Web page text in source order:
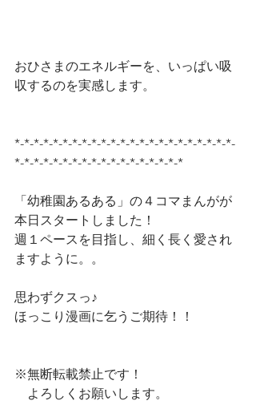
おひさまのエネルギーを、いっぱい吸
収するのを実感します。
*-*-*-*-*-*-*-*-*-*-*-*-*-*-*-*-*-*-*-*-*-*-*-
*-*-*-*-*-*-*-*-*-*-*-*-*-*-*-*-*-*
「幼稚園あるある」の４コマまんがが
本日スタートしました！
週１ペースを目指し、細く長く愛され
ますように。。
思わずクスっ♪
ほっこり漫画に乞うご期待！！
※無断転載禁止です！
よろしくお願いします。